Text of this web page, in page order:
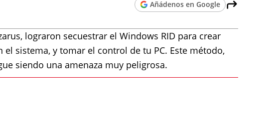
Añádenos en Google
lograron secuestrar el Windows RID para crear
sistema, y tomar el control de tu PC. Este método,
siendo una amenaza muy peligrosa.